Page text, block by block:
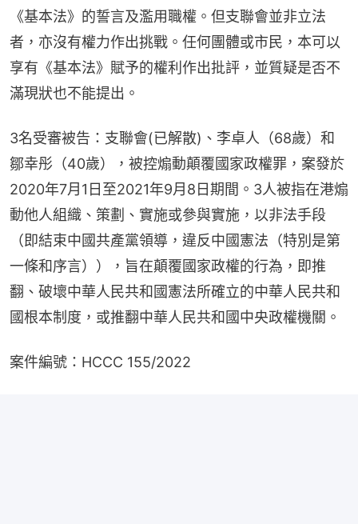
《基本法》的誓言及濫用職權。但支聯會並非立法
者，亦沒有權力作出挑戰。任何團體或市民，本可以
享有《基本法》賦予的權利作出批評，並質疑是否不
滿現狀也不能提出。
3名受審被告：支聯會(已解散)、李卓人（68歲）和
鄒幸彤（40歲），被控煽動顛覆國家政權罪，案發於
2020年7月1日至2021年9月8日期間。3人被指在港煽
動他人組織、策劃、實施或參與實施，以非法手段
（即結束中國共產黨領導，違反中國憲法（特別是第
一條和序言）），旨在顛覆國家政權的行為，即推
翻、破壞中華人民共和國憲法所確立的中華人民共和
國根本制度，或推翻中華人民共和國中央政權機關。
案件編號：HCCC 155/2022